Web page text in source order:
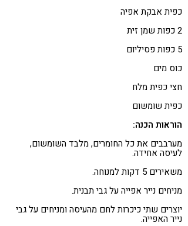
כפית אבקת אפיה
2 כפות שמן זית
5 כפות פסיליום
כוס מים
חצי כפית מלח
כפית שומשום
הוראות הכנה:
מערבבים את כל החומרים, מלבד השומשום,
לעיסה אחידה.
משאירים 5 דקות למנוחה.
מניחים נייר אפייה על גבי תבנית.
יוצרים שתי כיכרות לחם מהעיסה ומניחים על גבי
נייר האפייה.